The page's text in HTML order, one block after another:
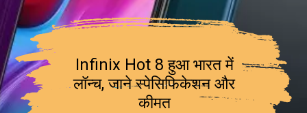
Infinix Hot 8 हुआ भारत में
लॉन्च, जाने स्पेसिफिकेशन और
कीमत